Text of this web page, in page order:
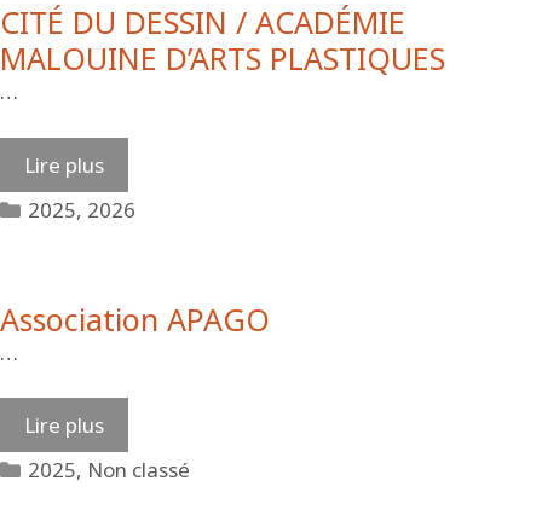
CITÉ DU DESSIN / ACADÉMIE
MALOUINE D’ARTS PLASTIQUES
…
Lire plus
Catégories
2025, 2026
Association APAGO
…
Lire plus
Catégories
2025, Non classé